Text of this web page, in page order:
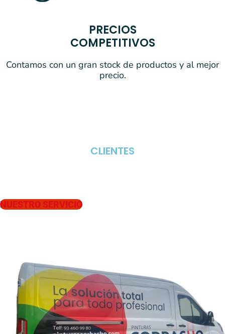
PRECIOS
COMPETITIVOS
Contamos con un gran stock de productos y al mejor
precio.
CLIENTES
NUESTRO SERVICIO